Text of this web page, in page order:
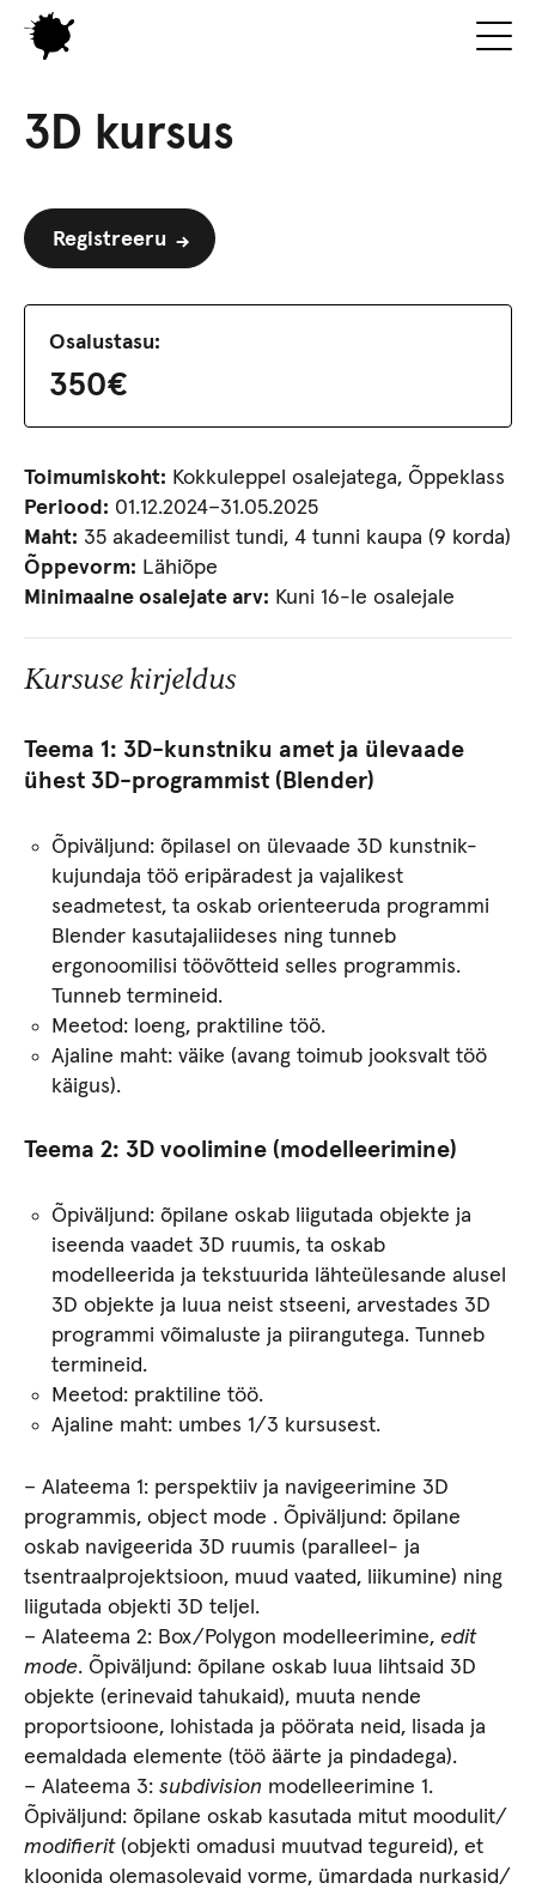
3D kursus
Toimumiskoht: Kokkuleppel osalejatega, Õppeklass
Periood: 01.12.2024–31.05.2025
Maht: 35 akadeemilist tundi, 4 tunni kaupa (9 korda)
Õppevorm: Lähiõpe
Minimaalne osalejate arv: Kuni 16-le osalejale
Kursuse kirjeldus
Teema 1 : 3D-kunstniku amet ja ülevaade
ühest 3D-programmist (Blender)
Õpiväljund: õpilasel on ülevaade 3D kunstnik-
kujundaja töö eripäradest ja vajalikest
seadmetest, ta oskab orienteeruda programmi
Blender kasutajaliideses ning tunneb
ergonoomilisi töövõtteid selles programmis.
Tunneb termineid.
Meetod: loeng, praktiline töö.
Ajaline maht: väike (avang toimub jooksvalt töö
käigus).
Teema 2: 3D voolimine (modelleerimine)
Õpiväljund: õpilane oskab liigutada objekte ja
iseenda vaadet 3D ruumis, ta oskab
modelleerida ja tekstuurida lähteülesande alusel
3D objekte ja luua neist stseeni, arvestades 3D
programmi võimaluste ja piirangutega. Tunneb
termineid.
Meetod: praktiline töö.
Ajaline maht: umbes 1/3 kursusest.
– Alateema 1: perspektiiv ja navigeerimine 3D
programmis, object mode . Õpiväljund: õpilane
oskab navigeerida 3D ruumis (paralleel- ja
tsentraalprojektsioon, muud vaated, liikumine) ning
liigutada objekti 3D teljel.
– Alateema 2: Box/Polygon modelleerimine, edit
mode. Õpiväljund: õpilane oskab luua lihtsaid 3D
objekte (erinevaid tahukaid), muuta nende
proportsioone, lohistada ja pöörata neid, lisada ja
eemaldada elemente (töö äärte ja pindadega).
– Alateema 3: subdivision modelleerimine 1.
Õpiväljund: õpilane oskab kasutada mitut moodulit/
modifierit(objekti omadusi muutvad tegureid), et
kloonida olemasolevaid vorme, ümardada nurkasid/
Registreeru
Osalustasu:
350€